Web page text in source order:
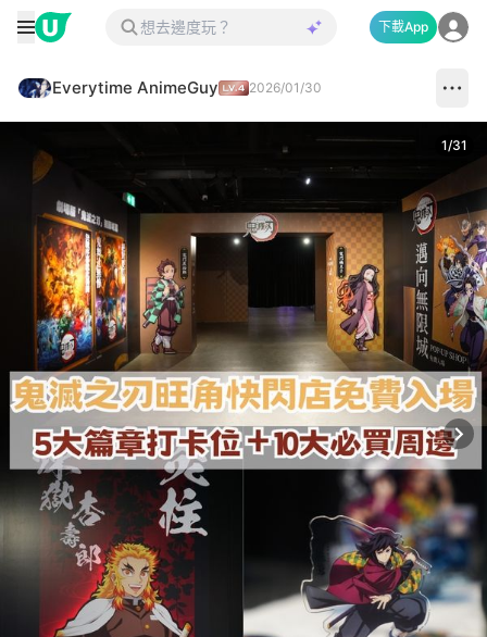
下載App
Everytime AnimeGuy 2026/01/30
1/31